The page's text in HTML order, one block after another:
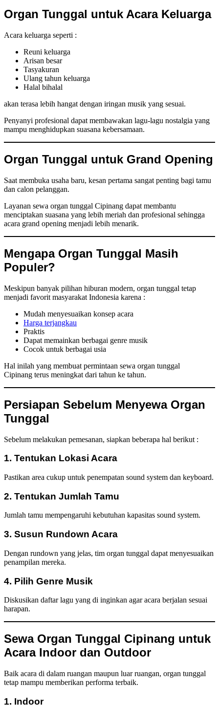
Organ Tunggal untuk Acara Keluarga
Acara keluarga seperti :
Reuni keluarga
Arisan besar
Tasyakuran
Ulang tahun keluarga
Halal bihalal
akan terasa lebih hangat dengan iringan musik yang sesuai.
Penyanyi profesional dapat membawakan lagu-lagu nostalgia yang
mampu menghidupkan suasana kebersamaan.
Organ Tunggal untuk Grand Opening
Saat membuka usaha baru, kesan pertama sangat penting bagi tamu
dan calon pelanggan.
Layanan sewa organ tunggal Cipinang dapat membantu
menciptakan suasana yang lebih meriah dan profesional sehingga
acara grand opening menjadi lebih menarik.
Mengapa Organ Tunggal Masih
Populer?
Meskipun banyak pilihan hiburan modern, organ tunggal tetap
menjadi favorit masyarakat Indonesia karena :
Mudah menyesuaikan konsep acara
Harga terjangkau
Praktis
Dapat memainkan berbagai genre musik
Cocok untuk berbagai usia
Hal inilah yang membuat permintaan sewa organ tunggal
Cipinang terus meningkat dari tahun ke tahun.
Persiapan Sebelum Menyewa Organ
Tunggal
Sebelum melakukan pemesanan, siapkan beberapa hal berikut :
1. Tentukan Lokasi Acara
Pastikan area cukup untuk penempatan sound system dan keyboard.
2. Tentukan Jumlah Tamu
Jumlah tamu mempengaruhi kebutuhan kapasitas sound system.
3. Susun Rundown Acara
Dengan rundown yang jelas, tim organ tunggal dapat menyesuaikan
penampilan mereka.
4. Pilih Genre Musik
Diskusikan daftar lagu yang di inginkan agar acara berjalan sesuai
harapan.
Sewa Organ Tunggal Cipinang untuk
Acara Indoor dan Outdoor
Baik acara di dalam ruangan maupun luar ruangan, organ tunggal
tetap mampu memberikan performa terbaik.
1. Indoor